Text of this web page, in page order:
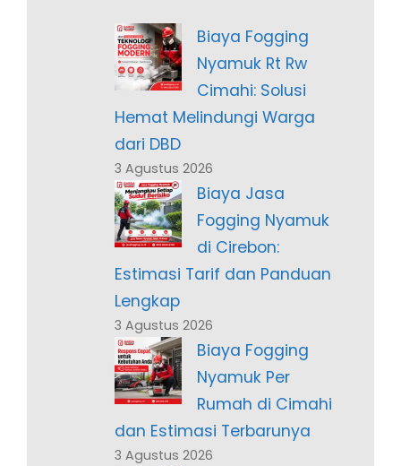
Biaya Fogging
Nyamuk Rt Rw
Cimahi: Solusi
Hemat Melindungi Warga
dari DBD
3 Agustus 2026
Biaya Jasa
Fogging Nyamuk
di Cirebon:
Estimasi Tarif dan Panduan
Lengkap
3 Agustus 2026
Biaya Fogging
Nyamuk Per
Rumah di Cimahi
dan Estimasi Terbarunya
3 Agustus 2026